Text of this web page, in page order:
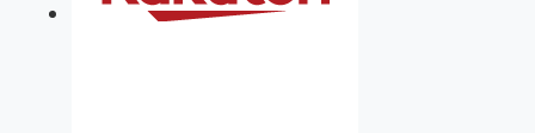
マーケティングの真実 P&G・グリコで学んだ失敗
フィードバック経営 「沈黙の組織」から「高め合う